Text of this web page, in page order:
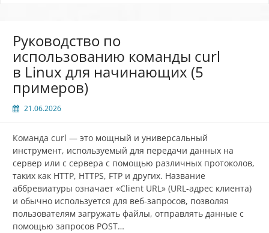
Руководство по
использованию команды curl
в Linux для начинающих (5
примеров)
21.06.2026
Команда curl — это мощный и универсальный
инструмент, используемый для передачи данных на
сервер или с сервера с помощью различных протоколов,
таких как HTTP, HTTPS, FTP и других. Название
аббревиатуры означает «Client URL» (URL-адрес клиента)
и обычно используется для веб-запросов, позволяя
пользователям загружать файлы, отправлять данные с
помощью запросов POST…